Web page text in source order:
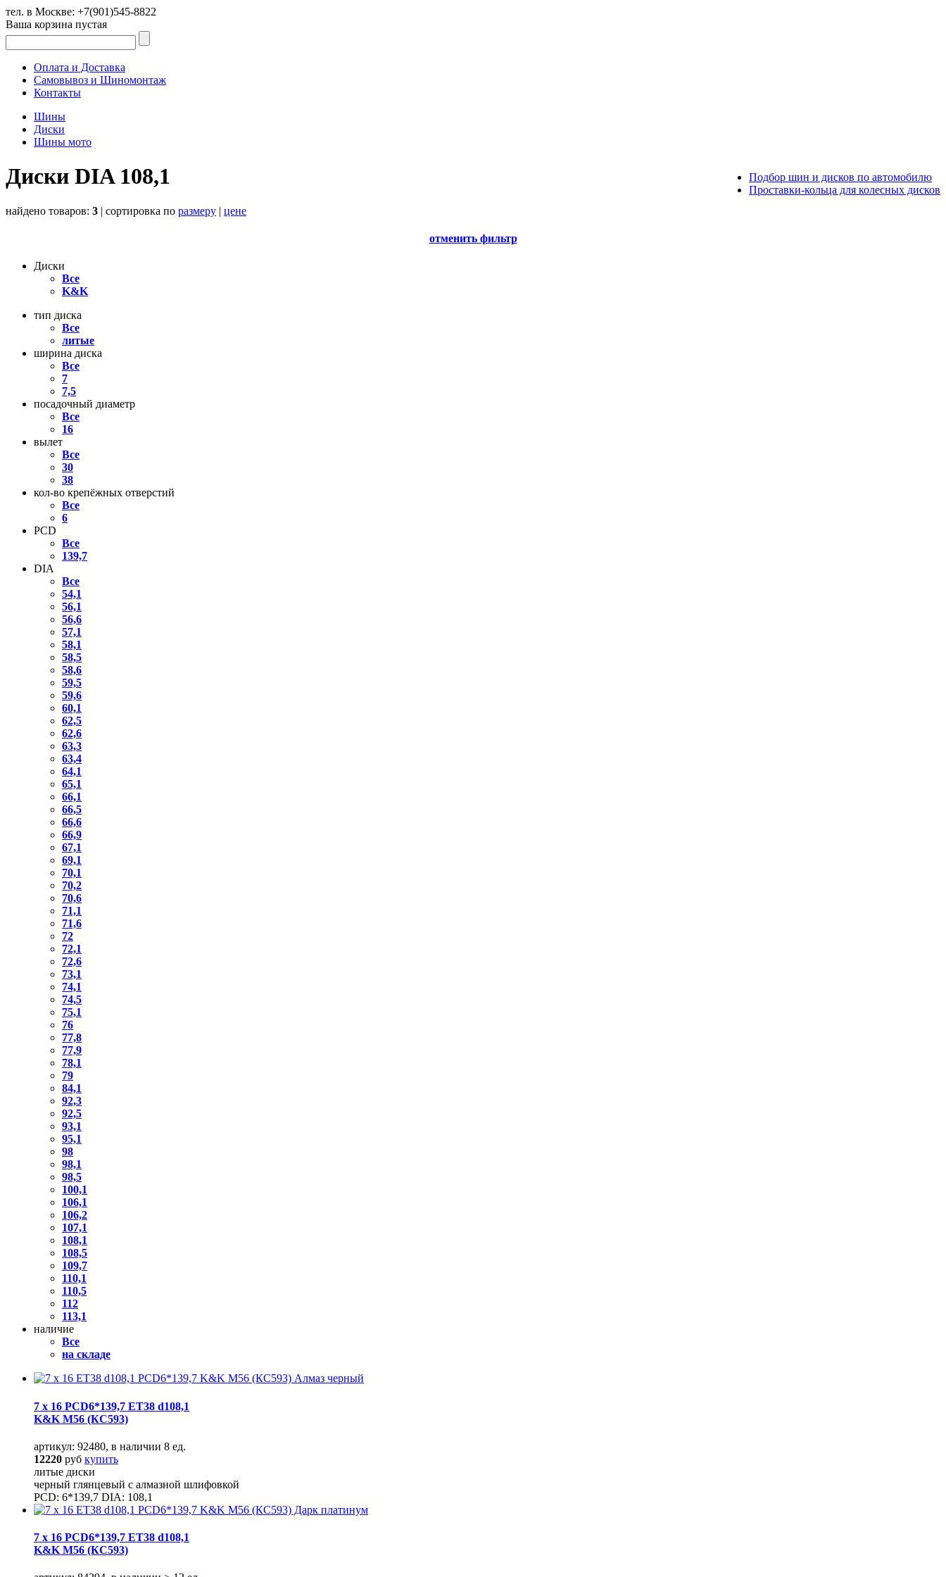
тел. в Москве: +7(901)545-8822
Ваша корзина пустая
Оплата и Доставка
Самовывоз и Шиномонтаж
Контакты
Шины
Диски
Шины мото
Подбор шин и дисков по автомобилю
Проставки-кольца для колесных дисков
Диски DIA 108,1
найдено товаров: 3 | cортировка по размеру | цене
отменить фильтр
Диски
Все
K&K
тип диска
Все
литые
ширина диска
Все
7
7,5
посадочный диаметр
Все
16
вылет
Все
30
38
кол-во крепёжных отверстий
Все
6
PCD
Все
139,7
DIA
Все
54,1
56,1
56,6
57,1
58,1
58,5
58,6
59,5
59,6
60,1
62,5
62,6
63,3
63,4
64,1
65,1
66,1
66,5
66,6
66,9
67,1
69,1
70,1
70,2
70,6
71,1
71,6
72
72,1
72,6
73,1
74,1
74,5
75,1
76
77,8
77,9
78,1
79
84,1
92,3
92,5
93,1
95,1
98
98,1
98,5
100,1
106,1
106,2
107,1
108,1
108,5
109,7
110,1
110,5
112
113,1
наличие
Все
на складе
7 x 16 PCD6*139,7 ET38 d108,1
K&K M56 (КС593)
артикул: 92480, в наличии 8 ед.
12220 руб купить
литые диски
черный глянцевый с алмазной шлифовкой
PCD: 6*139,7 DIA: 108,1
7 x 16 PCD6*139,7 ET38 d108,1
K&K M56 (КС593)